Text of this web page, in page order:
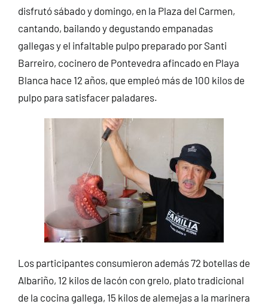
disfrutó sábado y domingo, en la Plaza del Carmen,
cantando, bailando y degustando empanadas
gallegas y el infaltable pulpo preparado por Santi
Barreiro, cocinero de Pontevedra afincado en Playa
Blanca hace 12 años, que empleó más de 100 kilos de
pulpo para satisfacer paladares.
Los participantes consumieron además 72 botellas de
Albariño, 12 kilos de lacón con grelo, plato tradicional
de la cocina gallega, 15 kilos de alemejas a la marinera